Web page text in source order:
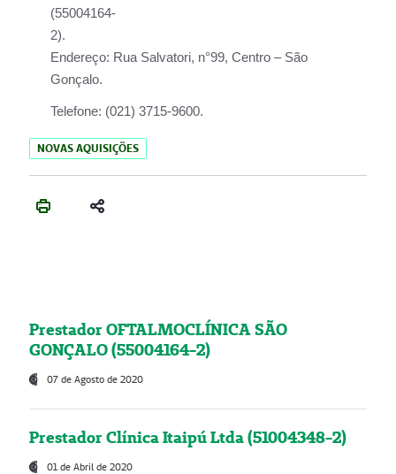
(55004164-
2).
Endereço: Rua Salvatori, n°99, Centro – São
Gonçalo.
Telefone: (021) 3715-9600.
NOVAS AQUISIÇÕES
Prestador OFTALMOCLÍNICA SÃO
GONÇALO (55004164-2)
07 de Agosto de 2020
Prestador Clínica Itaipú Ltda (51004348-2)
01 de Abril de 2020